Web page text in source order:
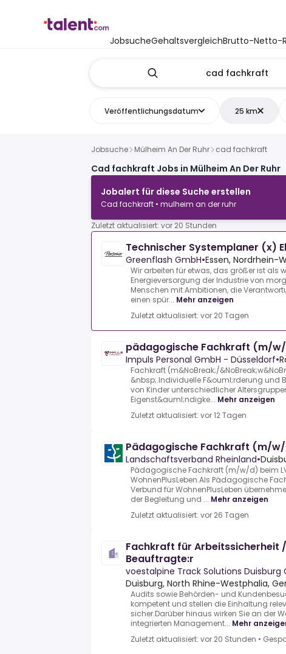
JobsucheGehaltsvergleichBrutto-Netto-
Veröffentlichungsdatum 25 km
Jobsuche Mülheim An Der Ruhr cad fachkraft
Cad fachkraft Jobs in Mülheim An Der Ruhr
Jobalert für diese Suche erstellen
Cad fachkraft • mulheim an der ruhr
Zuletzt aktualisiert: vor 20 Stunden
Technischer Systemplaner (x)
Greenflash GmbH•Essen, Nordrhein-
Wir arbeiten für etwas, das größer ist als
Energieversorgung der Industrie von
Menschen mit Ambitionen, die
einen spür... Mehr anzeigen
Zuletzt aktualisiert: vor 20 Tagen
pädagogische Fachkraft (m/
Impuls Personal GmbH - Düsseldorf•
Fachkraft (m&NoBreak;/
&nbsp;.Individuelle F&ouml;rderung und
von Kinder unterschiedlicher
Eigenst&auml;ndigke... Mehr anzeigen
Zuletzt aktualisiert: vor 12 Tagen
Pädagogische Fachkraft (m/
Landschaftsverband Rheinland•
Pädagogische Fachkraft (m/w/d) beim
WohnenPlusLeben.Als Pädagogische
Verbund für WohnenPlusLeben
der Begleitung und ... Mehr anzeigen
Zuletzt aktualisiert: vor 26 Tagen
Fachkraft für Arbeitssicherheit /
Beauftragte:r
voestalpine Track Solutions Duisburg
Duisburg, North Rhine-Westphalia,
Audits sowie Behörden- und
kompetent und stellen die Einhaltung
sicher.Darüber hinaus wirken Sie an der
integrierten Management... Mehr
Zuletzt aktualisiert: vor 20 Stunden •